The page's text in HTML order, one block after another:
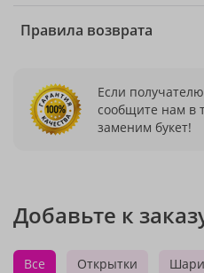
Правила возврата
Если
сообщите нам в
заменим букет!
Добавьте к
Все Открытки